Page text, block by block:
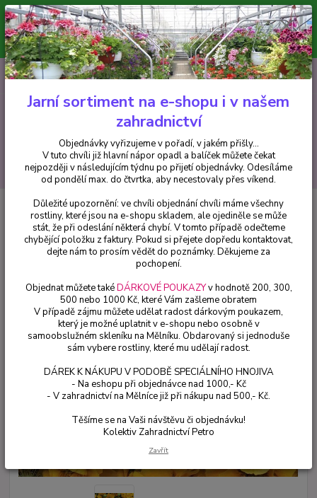
Minimální hodnota pro odeslání z e-shopu je 300 Kč.
V tuto chvíli již hlavní nápor objednávek opadl a balíček můžete čekat
nejpozději v následujícím týdnu po přijetí objednávky. Objednávky
vyřizujeme v pořadí, v jakém přišly...
CZK
Hledat
+420 602 223 614 0ks
za0 Kč
Trvalky Geum chiloense-kulík žlutý - cena na prodejně
Geum chiloense-kulík žlutý - cena
na prodejně
Jarní sortiment na e-shopu i v našem
zahradnictví
Objednávky vyřizujeme v pořadí, v jakém přišly...
V tuto chvíli již hlavní nápor opadl a balíček můžete čekat
nejpozději v následujícím týdnu po přijetí objednávky. Odesíláme
od pondělí max. do čtvrtka, aby necestovaly přes víkend.
Důležité upozornění: ve chvíli objednání chvíli máme všechny
rostliny, které jsou na e-shopu skladem, ale ojediněle se může
stát, že při odeslání některá chybí. V tomto případě odečteme
chybějící položku z faktury. Pokud si přejete dopředu kontaktovat,
dejte nám to prosím vědět do poznámky. Děkujeme za
pochopení.
Objednat můžete takéDÁRKOVÉ POUKAZYv hodnotě 200, 300,
500 nebo 1000 Kč, které Vám zašleme obratem
V případě zájmu můžete udělat radost dárkovým poukazem,
který je možné uplatnit v e-shopu nebo osobně v
samoobslužném skleníku na Mělníku. Obdarovaný si jednoduše
sám vybere rostliny, které mu udělají radost.
DÁREK K NÁKUPU V PODOBĚ SPECIÁLNÍHO HNOJIVA
- Na eshopu při objednávce nad 1000,- Kč
- V zahradnictví na Mělníce již při nákupu nad 500,- Kč.
Těšíme se na Vaši návštěvu či objednávku!
Kolektiv Zahradnictví Petro
Zavřít